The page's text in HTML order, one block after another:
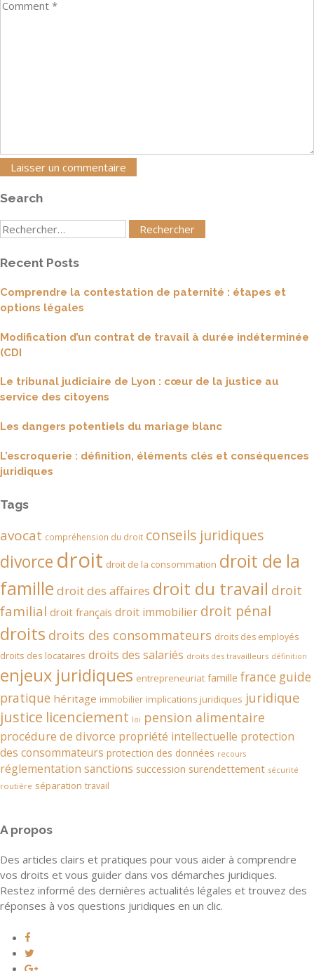
Search
Rechercher
:
Recent Posts
Comprendre la contestation de paternité : étapes et
options légales
Modification d’un contrat de travail à durée indéterminée
(CDI
Le tribunal judiciaire de Lyon : cœur de la justice au
service des citoyens
Les dangers potentiels du mariage blanc
L’escroquerie : définition, éléments clés et conséquences
juridiques
Tags
avocat compréhension du droit conseils juridiques
divorce droit droit de la consommation droit de la
famille droit des affaires droit du travail droit
familial droit français droit immobilier droit pénal
droits droits des consommateurs droits des employés
droits des locataires droits des salariés droits des travailleurs définition
enjeux juridiques entrepreneuriat famille france guide
pratique héritage immobilier implications juridiques juridique
justice licenciement loi pension alimentaire
procédure de divorce propriété intellectuelle protection
des consommateurs protection des données recours
réglementation sanctions succession surendettement sécurité
routière séparation travail
A propos
Des articles clairs et pratiques pour vous aider à comprendre
vos droits et vous guider dans vos démarches juridiques.
Restez informé des dernières actualités légales et trouvez des
réponses à vos questions juridiques en un clic.